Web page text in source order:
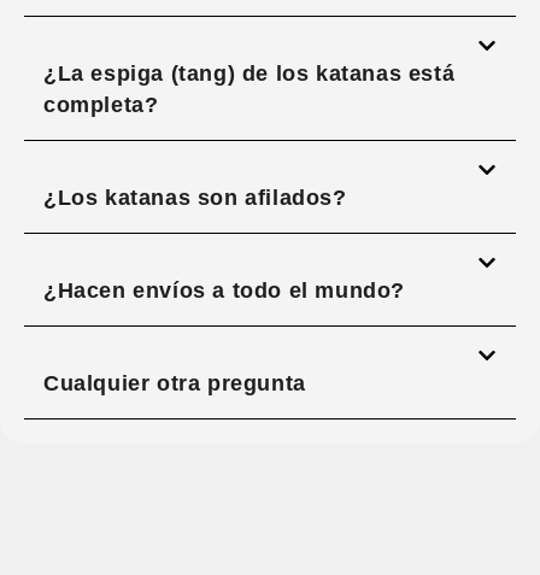
¿La espiga (tang) de los katanas está
completa?
¿Los katanas son afilados?
¿Hacen envíos a todo el mundo?
Cualquier otra pregunta